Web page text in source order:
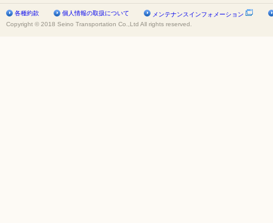
各種約款 個人情報の取扱について
メンテナンスインフォメーション
Copyright © 2018 Seino Transportation Co.,Ltd All rights reserved.